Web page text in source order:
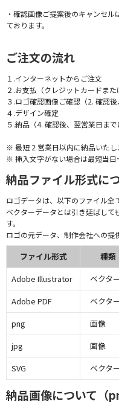
・確認画像ご提案後のキャンセ
ております。
ご注文の流れ
１.インターネットからご注文
２.お支払（クレジットカードまた
３.ロゴ確認画像ご確認（2. 確認後
４.デザイン確定
５.納品（4. 確認後、翌営業日まで
※ 最短 2 営業日以内に納品いたし
※ 挿入文字がない場合は最短当日
納品ファイル形式に
ロゴデータは、以下のファイル全
ベクターデータとは引き延ばして
す。
ロゴの元データ、制作会社への提
ファイル形式 種類
Adobe Illustrator
ベクタ
Adobe PDF
ベクタ
png
画像
jpg
画像
SVG
ベクタ
納品画像について（